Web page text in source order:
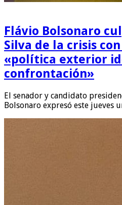
Flávio Bolsonaro
Silva de la crisis
«política exterior
confrontación»
El senador y candidato
Bolsonaro expresó este jueves